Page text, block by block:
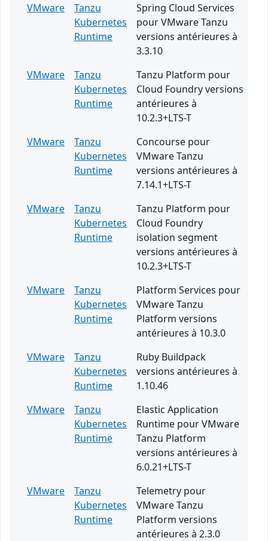
VMware
Tanzu
Kubernetes
Runtime
Spring Cloud Services
pour VMware Tanzu
versions antérieures à
3.3.10
VMware
Tanzu
Kubernetes
Runtime
Tanzu Platform pour
Cloud Foundry versions
antérieures à
10.2.3+LTS-T
VMware
Tanzu
Kubernetes
Runtime
Concourse pour
VMware Tanzu
versions antérieures à
7.14.1+LTS-T
VMware
Tanzu
Kubernetes
Runtime
Tanzu Platform pour
Cloud Foundry
isolation segment
versions antérieures à
10.2.3+LTS-T
VMware
Tanzu
Kubernetes
Runtime
Platform Services pour
VMware Tanzu
Platform versions
antérieures à 10.3.0
VMware
Tanzu
Kubernetes
Runtime
Ruby Buildpack
versions antérieures à
1.10.46
VMware
Tanzu
Kubernetes
Runtime
Elastic Application
Runtime pour VMware
Tanzu Platform
versions antérieures à
6.0.21+LTS-T
VMware
Tanzu
Kubernetes
Runtime
Telemetry pour
VMware Tanzu
Platform versions
antérieures à 2.3.0